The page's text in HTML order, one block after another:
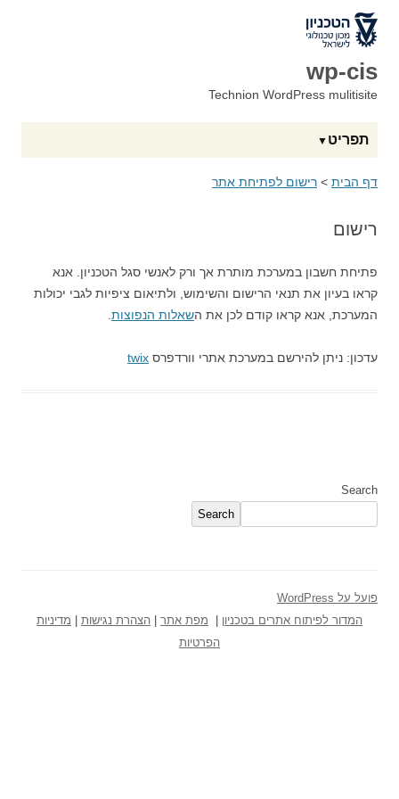
לאתר הטכניון
wp-cis
Technion WordPress mulitisite
תפריט
דף הבית > רישום לפתיחת אתר
רישום
פתיחת חשבון במערכת מותרת אך ורק לאנשי סגל הטכניון. אנא
קראו בעיון את תנאי הרישום והשימוש, ולתיאום ציפיות לגבי יכולות
המערכת, אנא קראו קודם לכן את השאלות הנפוצות
עדכון: ניתן להירשם במערכת אתרי וורדפרס twix
Search
Search
פועל על WordPress
המדור לפיתוח אתרים בטכניון
מפת אתר הצהרת נגישות
מדיניות
הפרטיות